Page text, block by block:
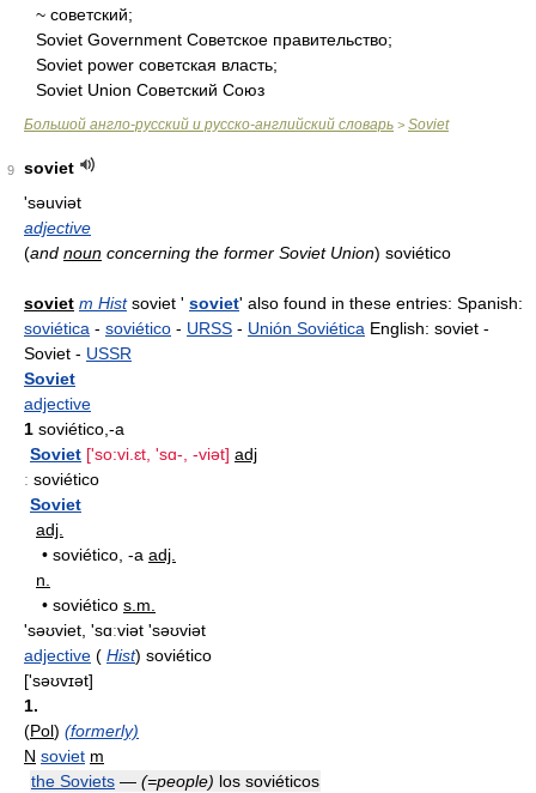
~ советский;
Soviet Government Советское правительство;
Soviet power советская власть;
Soviet Union Советский Союз
Большой англо-русский и русско-английский словарь > Soviet
9
soviet
'səuviət
adjective
(and noun concerning the former Soviet Union) soviético
soviet m Histsoviet ' soviet' also found in these entries: Spanish:
soviética - soviético - URSS - Unión Soviética English: soviet -
Soviet - USSR
Soviet
adjective
1 soviético,-a
Soviet ['so:vi.ɛt, 'sɑ-, -viət] adj
: soviético
Soviet
adj.
• soviético, -a adj.
n.
• soviético s.m.
'səʊviet, 'sɑːviət 'səʊviət
adjective ( Hist) soviético
['sǝʊvɪǝt]
1.
(Pol) (formerly)
N soviet m
the Soviets — (=people) los soviéticos